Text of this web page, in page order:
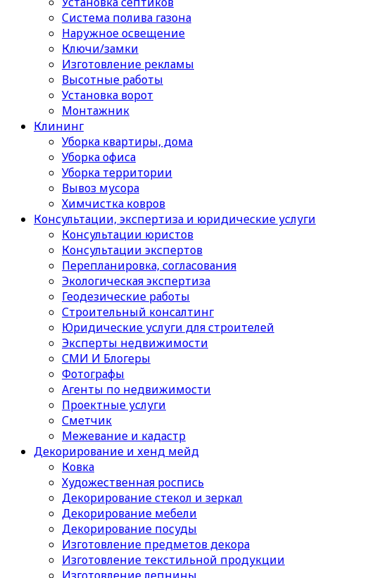
Cистема полива газона
Наружное освещение
Ключи/замки
Изготовление рекламы
Высотные работы
Установка ворот
Монтажник
Клининг
Уборка квартиры, дома
Уборка офиса
Уборка территории
Вывоз мусора
Химчистка ковров
Консультации, экспертиза и юридические услуги
Консультации юристов
Консультации экспертов
Перепланировка, согласования
Экологическая экспертиза
Геодезические работы
Строительный консалтинг
Юридические услуги для строителей
Эксперты недвижимости
СМИ И Блогеры
Фотографы
Агенты по недвижимости
Проектные услуги
Сметчик
Межевание и кадастр
Декорирование и хенд мейд
Ковка
Художественная роспись
Декорирование стекол и зеркал
Декорирование мебели
Декорирование посуды
Изготовление предметов декора
Изготовление текстильной продукции